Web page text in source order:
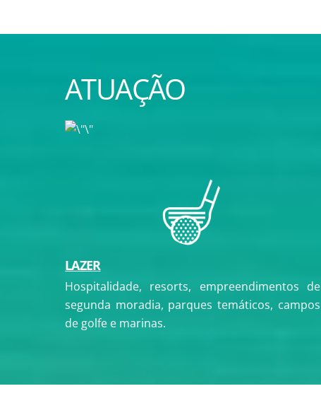
ATUAÇÃO
LAZER
Hospitalidade, resorts, empreendimentos de
segunda moradia, parques temáticos, campos
de golfe e marinas.